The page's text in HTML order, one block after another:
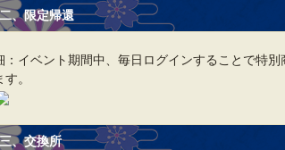
二、限定帰還
：イベント期間中、毎日ログインすることで特
。
三、交換所